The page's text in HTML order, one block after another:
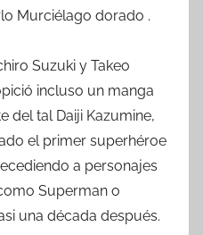
Murciélago dorado .
Suzuki y Takeo
incluso un manga
del tal Daiji Kazumine,
el primer superhéroe
a personajes
Superman o
una década después.